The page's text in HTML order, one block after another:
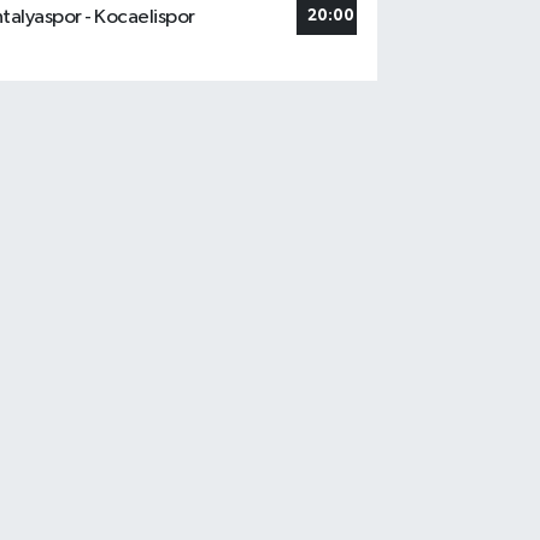
- Kocaelispor 20:00